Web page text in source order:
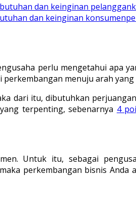
dan keinginan pelanggan
dan keinginan konsumen
perlu mengetahui apa
menuju arah yang
dari itu, dibutuhkan
terpenting, sebenarnya 4
Untuk itu, sebagai
perkembangan bisnis